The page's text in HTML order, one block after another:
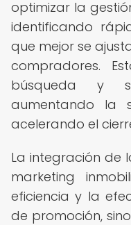
optimizar la
identificando
que mejor se
compradores.
búsqueda y
aumentando la
acelerando el
La integración de
marketing
eficiencia y la
de promoción,